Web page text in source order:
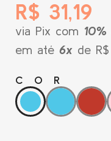
R$ 31,19
via Pix com
em até 6x de
COR